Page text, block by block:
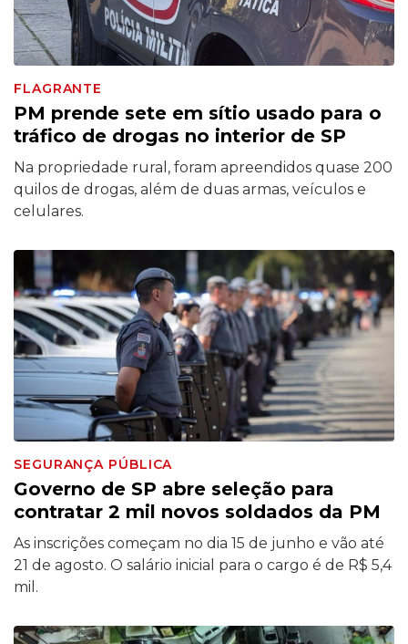
FLAGRANTE
PM prende sete em sítio usado para o
tráfico de drogas no interior de SP
Na propriedade rural, foram apreendidos quase 200
quilos de drogas, além de duas armas, veículos e
celulares.
SEGURANÇA PÚBLICA
Governo de SP abre seleção para
contratar 2 mil novos soldados da PM
As inscrições começam no dia 15 de junho e vão até
21 de agosto. O salário inicial para o cargo é de R$ 5,4
mil.